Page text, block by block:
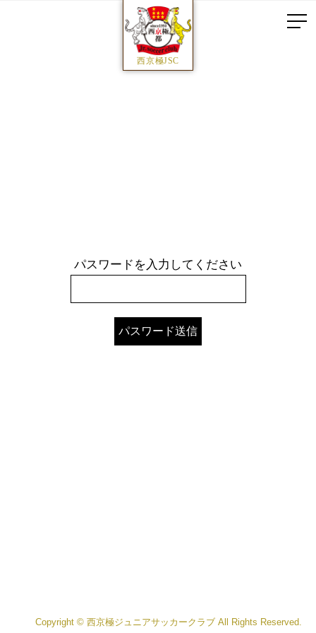
西京極JSC
パスワードを入力してください
Copyright © 西京極ジュニアサッカークラブ All Rights Reserved.